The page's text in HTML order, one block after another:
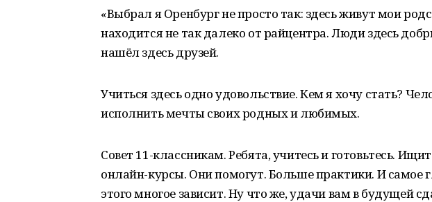
«Выбрал я Оренбург не просто так: здесь живут мои
находится не так далеко от райцентра. Люди здесь
нашёл здесь друзей.
Учиться здесь одно удовольствие. Кем я хочу стать?
исполнить мечты своих родных и любимых.
Совет 11-классникам. Ребята, учитесь и готовьтесь.
онлайн-курсы. Они помогут. Больше практики. И самое
этого многое зависит. Ну что же, удачи вам в будущей